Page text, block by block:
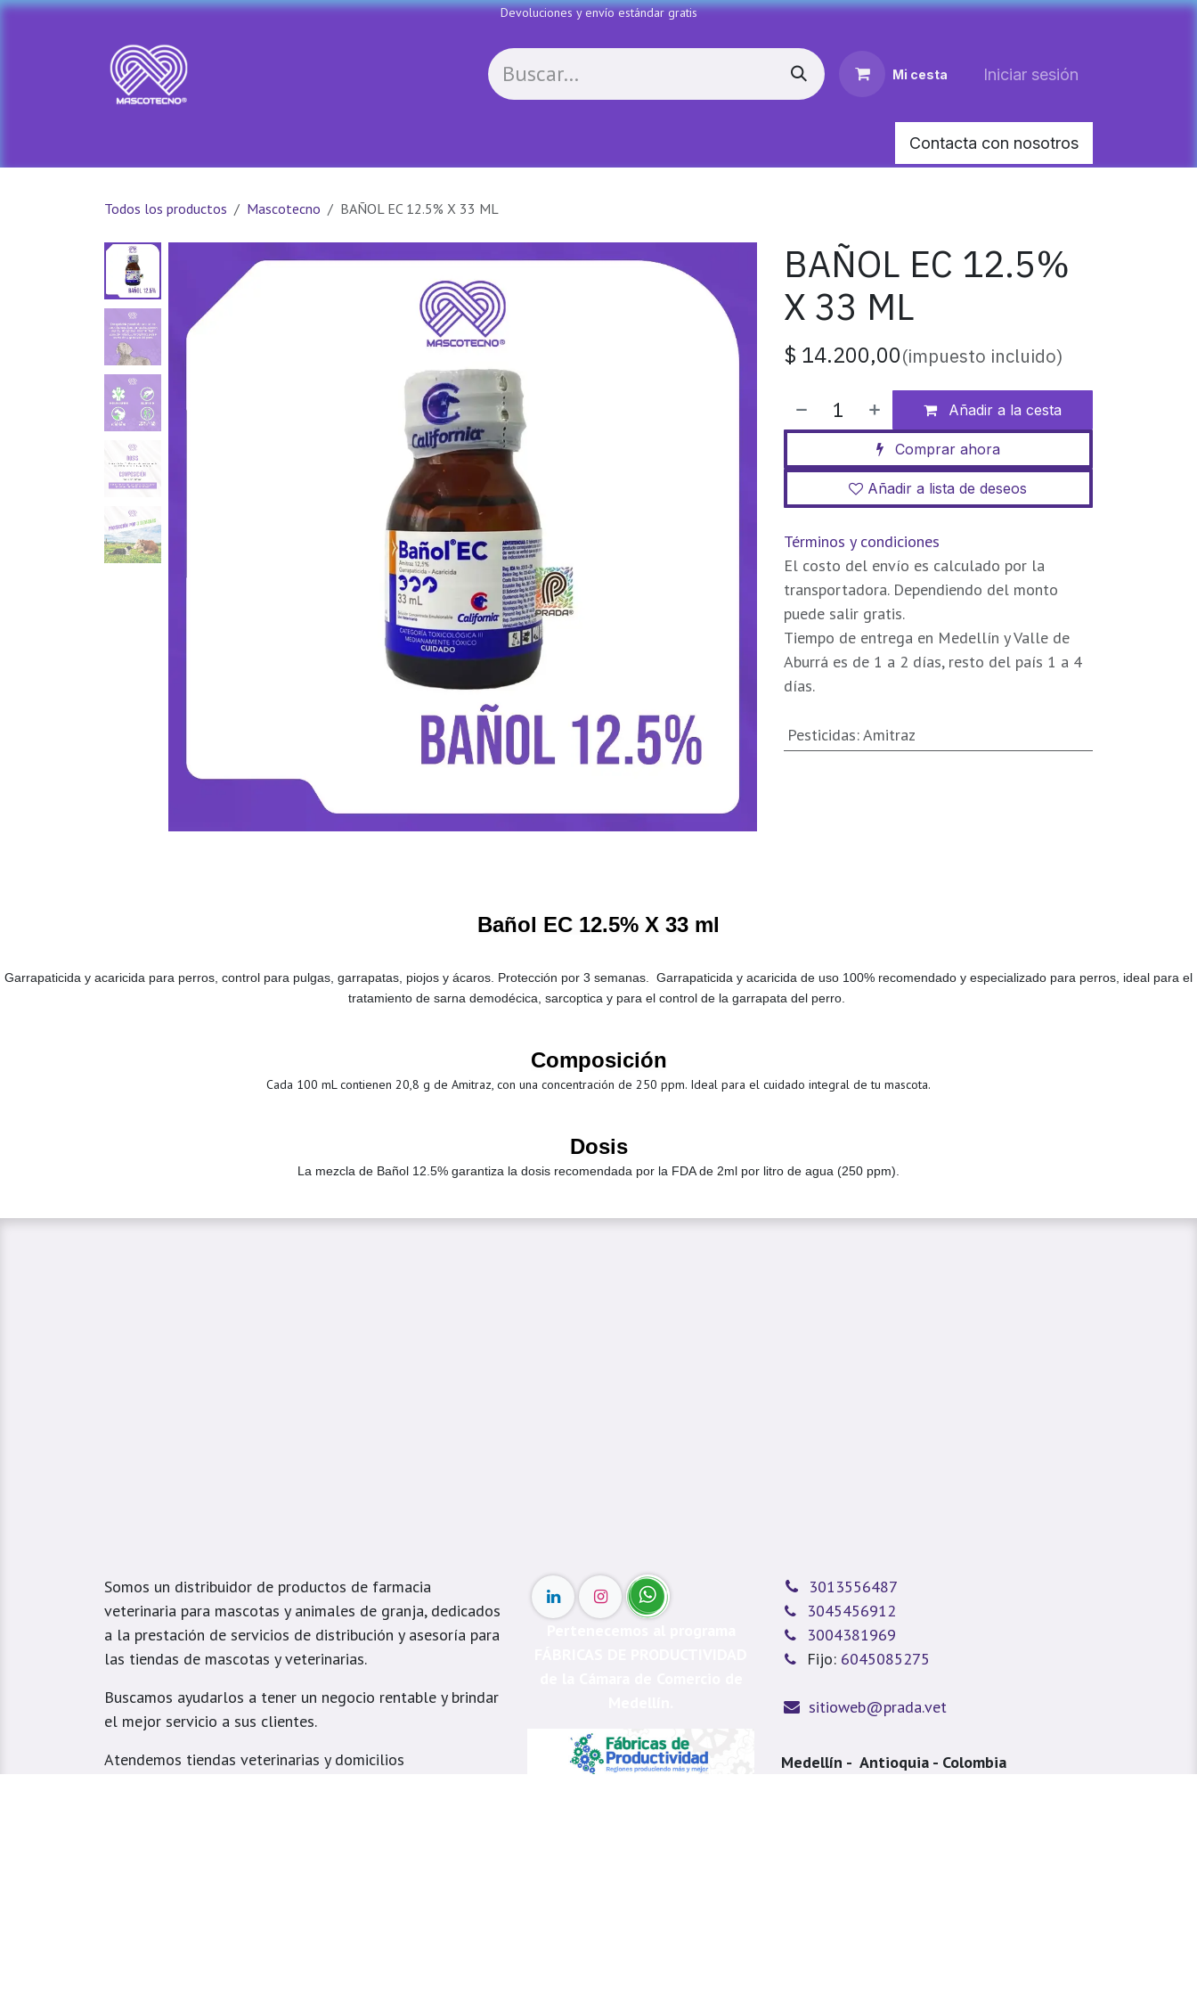
Ir al contenido Devoluciones y envío estándar gratis
Mi cesta Iniciar sesión
COLLAR MEDIANO PARA PERRO HEMOLITAN X 60
Contacta con nosotros
Todos los productos Mascotecno BAÑOL EC 12.5% X 33 ML
BAÑOL EC 12.5%
X 33 ML
$ 14.200,00(impuesto incluido)
Añadir a la cesta
Comprar ahora
Añadir a lista de deseos
Términos y condiciones
El costo del envío es calculado por la
transportadora. Dependiendo del monto
puede salir gratis.
Tiempo de entrega en Medellín y Valle de
Aburrá es de 1 a 2 días, resto del país 1 a 4
días.
Pesticidas:Amitraz
Bañol EC 12.5% X 33 ml
Garrapaticida y acaricida para perros, control para pulgas, garrapatas, piojos y ácaros. Protección por 3 semanas. Garrapaticida y acaricida de uso 100% recomendado y especializado para perros, ideal para el
tratamiento de sarna demodécica, sarcoptica y para el control de la garrapata del perro.
Composición
Cada 100 mL contienen 20,8 g de Amitraz, con una concentración de 250 ppm. Ideal para el cuidado integral de tu mascota.
Dosis
La mezcla de Bañol 12.5% garantiza la dosis recomendada por la FDA de 2ml por litro de agua (250 ppm).
Somos un distribuidor de productos de farmacia
veterinaria para mascotas y animales de granja, dedicados
a la prestación de servicios de distribución y asesoría para
las tiendas de mascotas y veterinarias.
Buscamos ayudarlos a tener un negocio rentable y brindar
el mejor servicio a sus clientes.
Atendemos tiendas veterinarias y domicilios
3013556487
3045456912
3004381969
Fijo: 6045085275
sitioweb@prada.vet
Medellín - Antioquia - Colombia